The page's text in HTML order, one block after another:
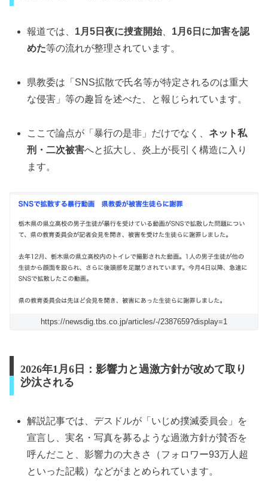
報道では、 1月5日夜に捜査開始、 1月6日に加害を認
めた等の流れが整理されています。
県教委は「SNS拡散で氏名等が特定されるのは重大
な侵害」等の趣旨を述べた、と報じられています。
ここで論点が「暴行の是非」だけでなく、ネット私
刑・二次被害へと拡大し、炎上が長引く構造に入り
ます。
https://newsdig.tbs.co.jp/articles/-/2387659?display=1
2026年1月6日：影響力と過激方針が改めて取り
沙汰される
解説記事では、デスドルが「いじめ撲滅委員会」を
宣言し、実名・写真を募るような過激方針が賛否を
呼んだこと、影響力の大きさ（フォロワー93万人超
といった記載）などがまとめられています。